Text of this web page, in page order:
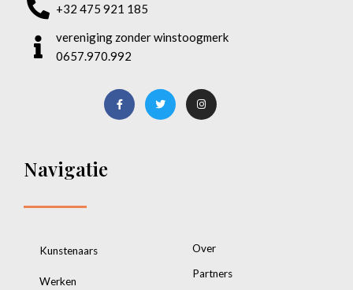
+32 475 921 185
vereniging zonder winstoogmerk
0657.970.992
Navigatie
Kunstenaars
Werken
Over
Partners